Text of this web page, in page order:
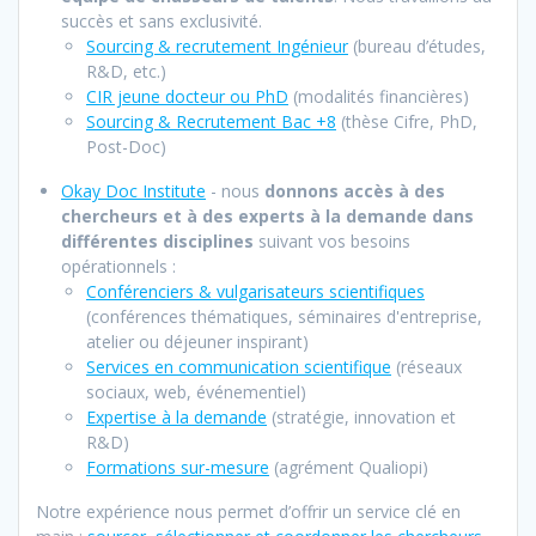
succès et sans exclusivité.
Sourcing & recrutement Ingénieur(bureau d’études,
R&D, etc.)
CIR jeune docteur ou PhD (modalités financières)
Sourcing & Recrutement Bac +8 (thèse Cifre, PhD,
Post-Doc)
Okay Doc Institute - nous donnons accès à des
chercheurs et à des experts à la demande dans
différentes disciplines suivant vos besoins
opérationnels :
Conférenciers & vulgarisateurs scientifiques
(conférences thématiques, séminaires d'entreprise,
atelier ou déjeuner inspirant)
Services en communication scientifique (réseaux
sociaux, web, événementiel)
Expertise à la demande (stratégie, innovation et
R&D)
Formations sur-mesure (agrément Qualiopi)
Notre expérience nous permet d’offrir un service clé en